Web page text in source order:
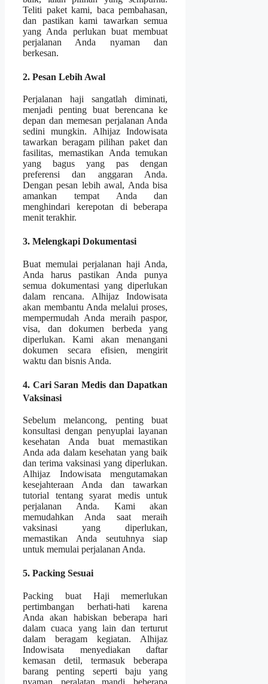
Teliti paket kami, baca pembahasan,
dan pastikan kami tawarkan semua
yang Anda perlukan buat membuat
perjalanan Anda nyaman dan
berkesan.
2. Pesan Lebih Awal
Perjalanan haji sangatlah diminati,
menjadi penting buat berencana ke
depan dan memesan perjalanan Anda
sedini mungkin. Alhijaz Indowisata
tawarkan beragam pilihan paket dan
fasilitas, memastikan Anda temukan
yang bagus yang pas dengan
preferensi dan anggaran Anda.
Dengan pesan lebih awal, Anda bisa
amankan tempat Anda dan
menghindari kerepotan di beberapa
menit terakhir.
3. Melengkapi Dokumentasi
Buat memulai perjalanan haji Anda,
Anda harus pastikan Anda punya
semua dokumentasi yang diperlukan
dalam rencana. Alhijaz Indowisata
akan membantu Anda melalui proses,
mempermudah Anda meraih paspor,
visa, dan dokumen berbeda yang
diperlukan. Kami akan menangani
dokumen secara efisien, mengirit
waktu dan bisnis Anda.
4. Cari Saran Medis dan Dapatkan
Vaksinasi
Sebelum melancong, penting buat
konsultasi dengan penyuplai layanan
kesehatan Anda buat memastikan
Anda ada dalam kesehatan yang baik
dan terima vaksinasi yang diperlukan.
Alhijaz Indowisata mengutamakan
kesejahteraan Anda dan tawarkan
tutorial tentang syarat medis untuk
perjalanan Anda. Kami akan
memudahkan Anda saat meraih
vaksinasi yang diperlukan,
memastikan Anda seutuhnya siap
untuk memulai perjalanan Anda.
5. Packing Sesuai
Packing buat Haji memerlukan
pertimbangan berhati-hati karena
Anda akan habiskan beberapa hari
dalam cuaca yang lain dan terturut
dalam beragam kegiatan. Alhijaz
Indowisata menyediakan daftar
kemasan detil, termasuk beberapa
barang penting seperti baju yang
nyaman, peralatan mandi, beberapa